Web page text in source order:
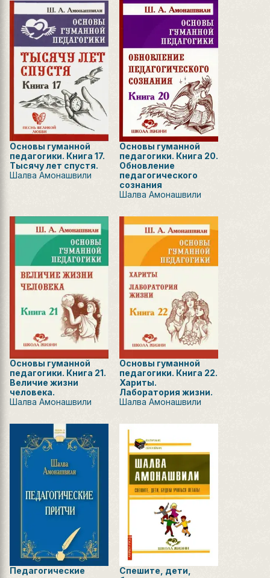
Основы гуманной
педагогики. Книга 17.
Тысячу лет спустя.
Шалва Амонашвили
Основы гуманной
педагогики. Книга 20.
Обновление
педагогического
сознания
Шалва Амонашвили
Основы гуманной
педагогики. Книга 21.
Величие жизни
человека.
Шалва Амонашвили
Основы гуманной
педагогики. Книга 22.
Хариты.
Лаборатория жизни.
Шалва Амонашвили
Педагогические
Спешите, дети,